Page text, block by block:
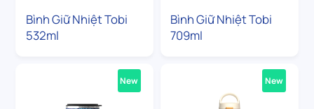
Bình Giữ Nhiệt Tobi
532ml
Bình Giữ Nhiệt Tobi
709ml
New New